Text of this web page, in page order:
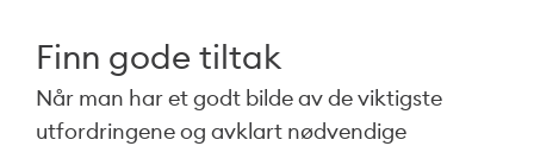
Finn gode tiltak
Når man har et godt bilde av de viktigste
utfordringene og avklart nødvendige